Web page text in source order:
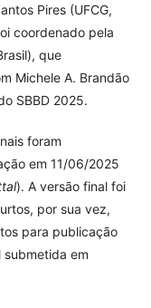
Pires (UFCG,
coordenado pela
que
Michele A. Brandão
SBBD 2025.
foram
em 11/06/2025
). A versão final foi
por sua vez,
para publicação
em